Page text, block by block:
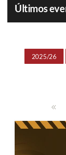
Últimos
2025/26